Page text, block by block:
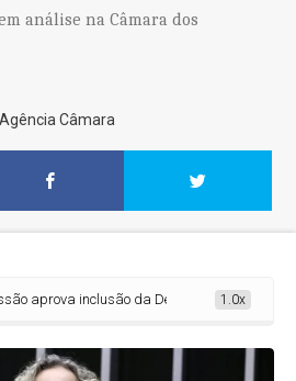
análise na Câmara dos
Agência Câmara
aprova inclusão da Defensoria Pública na
1.0x